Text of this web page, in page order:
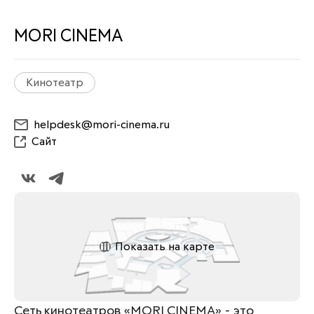
MORI CINEMA
Кинотеатр
helpdesk@mori-cinema.ru
Сайт
Показать на карте
Сеть кинотеатров «MORI CINEMA» - это